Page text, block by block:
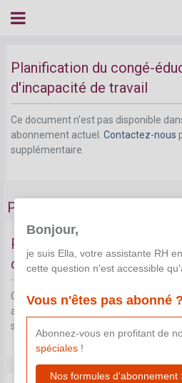
Planification du congé-
d'incapacité de travail
Ce document n'est pas disponible
abonnement actuel. Contactez-nous
supplémentaire.
Perte du droit au congé-
Perte du droit au congé-
d'échec à un cours donné
Ce document n'est pas disponible
abonnement actuel.
supplémentaire.
Bonjour,
je suis Ella, votre assistante RH
cette question n'est accessible
Vous n'êtes pas abonné ?
Abonnez-vous en profitant de
spéciales!
Nos formules d'abonnement